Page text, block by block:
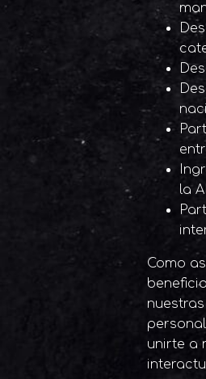
la
Como
unirte a